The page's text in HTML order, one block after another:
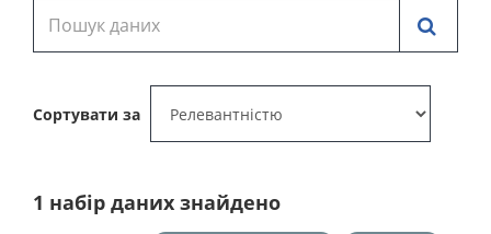
Сортувати за
1 набір даних знайдено